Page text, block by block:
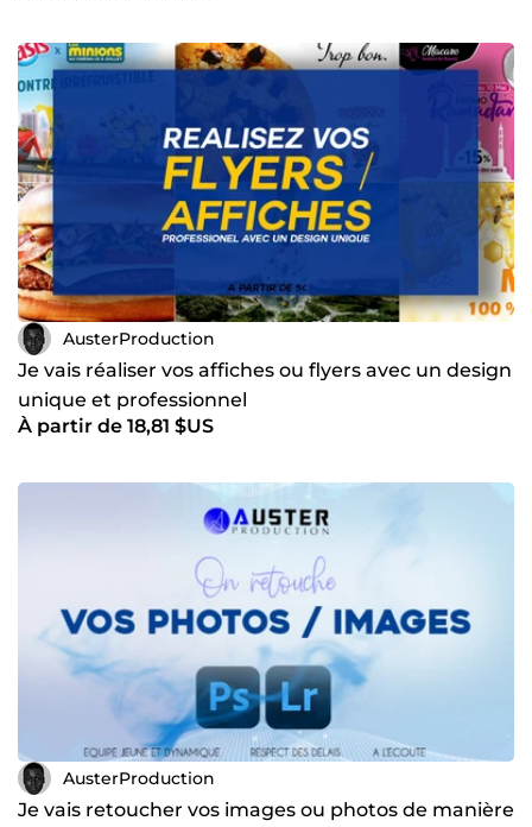
AusterProduction
Je vais réaliser vos affiches ou flyers avec un design
unique et professionnel
À partir de 18,81 $US
AusterProduction
Je vais retoucher vos images ou photos de manière